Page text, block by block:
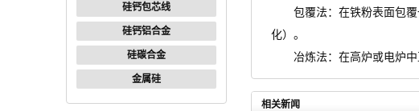
硅钙包芯线
硅钙铝合金
硅碳合金
金属硅
包覆法：在铁粉表面包覆
化）。
冶炼法：在高炉或电炉中
相关新闻